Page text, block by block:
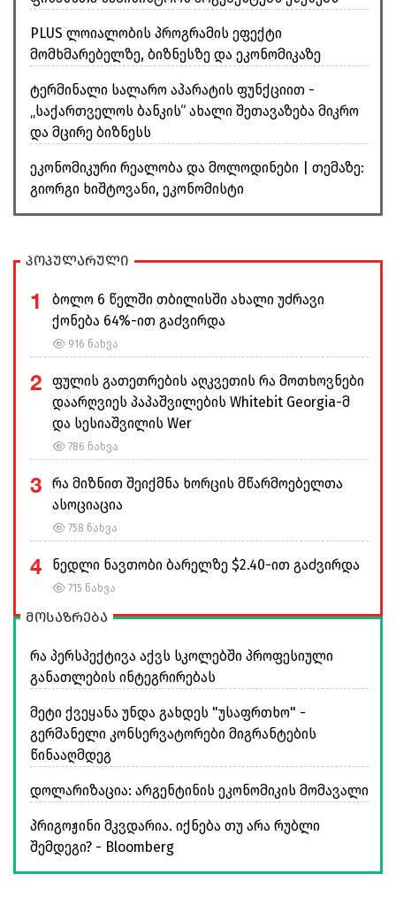
PLUS ლოიალობის პროგრამის ეფექტი
მომხმარებელზე, ბიზნესზე და ეკონომიკაზე
ტერმინალი სალარო აპარატის ფუნქციით -
„საქართველოს ბანკის“ ახალი შეთავაზება მიკრო
და მცირე ბიზნესს
ეკონომიკური რეალობა და მოლოდინები | თემაზე:
გიორგი ხიშტოვანი, ეკონომისტი
პოპულარული
1
ბოლო 6 წელში თბილისში ახალი უძრავი
ქონება 64%-ით გაძვირდა
916 ნახვა
2
ფულის გათეთრების აღკვეთის რა მოთხოვნები
დაარღვიეს პაპაშვილების Whitebit Georgia-მ
და სესიაშვილის Wer
786 ნახვა
3
რა მიზნით შეიქმნა ხორცის მწარმოებელთა
ასოციაცია
758 ნახვა
4 ნედლი ნავთობი ბარელზე $2.40-ით გაძვირდა
715 ნახვა
მოსაზრება
რა პერსპექტივა აქვს სკოლებში პროფესიული
განათლების ინტეგრირებას
მეტი ქვეყანა უნდა გახდეს "უსაფრთხო" -
გერმანელი კონსერვატორები მიგრანტების
წინააღმდეგ
დოლარიზაცია: არგენტინის ეკონომიკის მომავალი
პრიგოჟინი მკვდარია. იქნება თუ არა რუბლი
შემდეგი? - Bloomberg